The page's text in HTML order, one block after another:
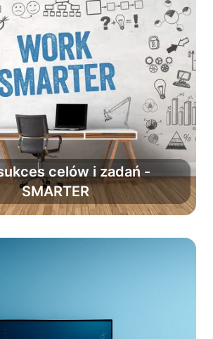
celów i zadań -
SMARTER
powodzenie planów o 90%.